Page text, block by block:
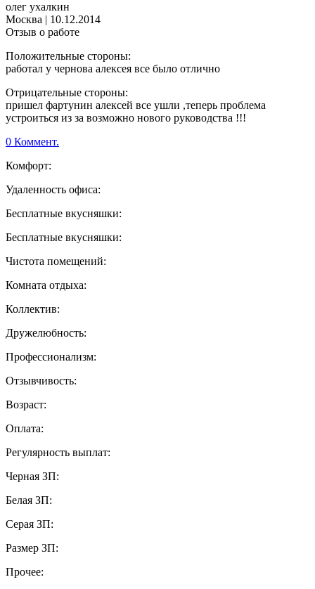
олег ухалкин
Москва | 10.12.2014
Отзыв о работе
Положительные стороны:
работал у чернова алексея все было отлично
Отрицательные стороны:
пришел фартунин алексей все ушли ,теперь проблема
устроиться из за возможно нового руководства !!!
0 Коммент.
Комфорт:
Удаленность офиса:
Бесплатные вкусняшки:
Бесплатные вкусняшки:
Чистота помещений:
Комната отдыха:
Коллектив:
Дружелюбность:
Профессионализм:
Отзывчивость:
Возраст:
Оплата:
Регулярность выплат:
Черная ЗП:
Белая ЗП:
Серая ЗП:
Размер ЗП:
Прочее: